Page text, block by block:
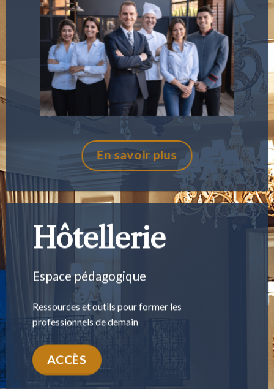
En savoir plus
Hôtellerie
Espace pédagogique
Ressources et outils pour former les
professionnels de demain
ACCÈS